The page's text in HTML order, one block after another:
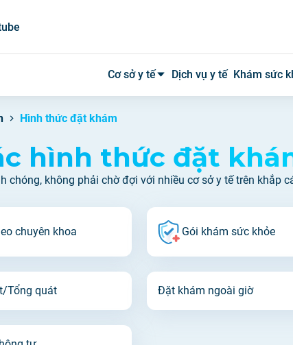
Cơ sở y tế
Bệnh viện tư
Phòng mạch
Xét nghiệm
Tiêm chủng
Dịch vụ y tế Khám sức
Hình thức đặt khám
hình thức đặt
chóng, không phải chờ đợi với nhiều cơ sở y tế trên khắp
chuyên khoa Gói khám sức khỏe
Tổng quát Đặt khám ngoài giờ